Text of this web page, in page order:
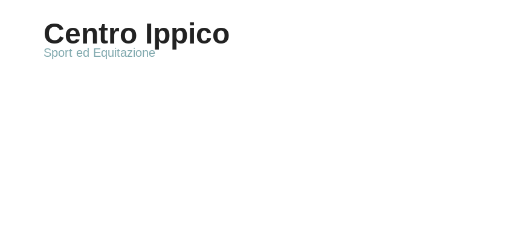
Centro Ippico
Sport ed Equitazione